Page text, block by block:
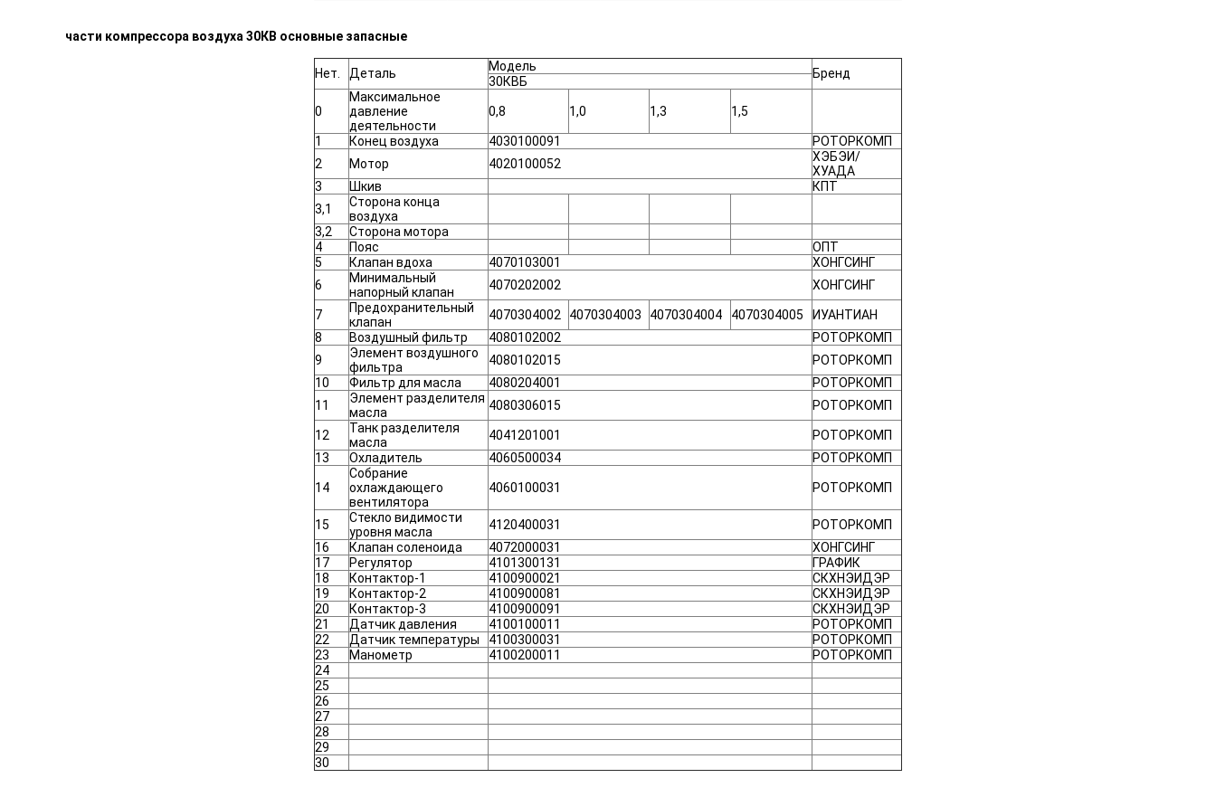
части компрессора воздуха 30КВ основные запасные
Нет. Деталь Модель Бренд
30КВБ
0
Максимальное
давление
деятельности
0,8 1,0 1,3 1,5
1 Конец воздуха 4030100091
РОТОРКОМП
2
Мотор 4020100052
ХЭБЭИ/
ХУАДА
3
Шкив
КПТ
3,1
Сторона конца
воздуха
3,2
Сторона мотора
4
Пояс
ОПТ
5
Клапан вдоха 4070103001
ХОНГСИНГ
6
Минимальный
напорный клапан
4070202002 ХОНГСИНГ
7
Предохранительный
клапан
4070304002 4070304003 4070304004 4070304005
ИУАНТИАН
8
Воздушный фильтр 4080102002
РОТОРКОМП
9
Элемент воздушного
фильтра
4080102015
РОТОРКОМП
10
Фильтр для масла 4080204001
РОТОРКОМП
11
Элемент разделителя
масла
4080306015 РОТОРКОМП
12
Танк разделителя
масла
4041201001
РОТОРКОМП
13
Охладитель 4060500034 РОТОРКОМП
14
Собрание
охлаждающего
вентилятора
4060100031 РОТОРКОМП
15
Стекло видимости
уровня масла
4120400031
РОТОРКОМП
16
Клапан соленоида 4072000031
ХОНГСИНГ
17
Регулятор 4101300131
ГРАФИК
18
Контактор-1 4100900021
СКХНЭИДЭР
19
Контактор-2 4100900081
СКХНЭИДЭР
20
Контактор-3 4100900091
СКХНЭИДЭР
21
Датчик давления 4100100011
РОТОРКОМП
22
Датчик температуры 4100300031
РОТОРКОМП
23
Манометр 4100200011
РОТОРКОМП
24
25
26
27
28
29
30